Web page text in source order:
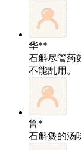
华**
石斛尽管药
不能乱用。
鲁*
石斛煲的汤